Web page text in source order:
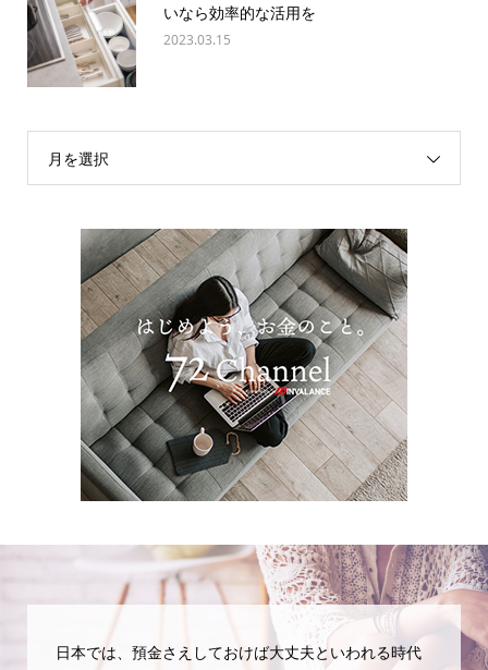
いなら効率的な活用を
2023.03.15
月を選択
日本では、預金さえしておけば大丈夫といわれる時代